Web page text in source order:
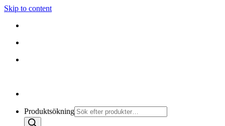
Skip to content
Produktsökning